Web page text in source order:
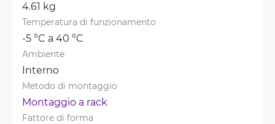
4.61 kg
Temperatura di funzionamento
-5 °C a 40 °C
Ambiente
Interno
Metodo di montaggio
Montaggio a rack
Fattore di forma